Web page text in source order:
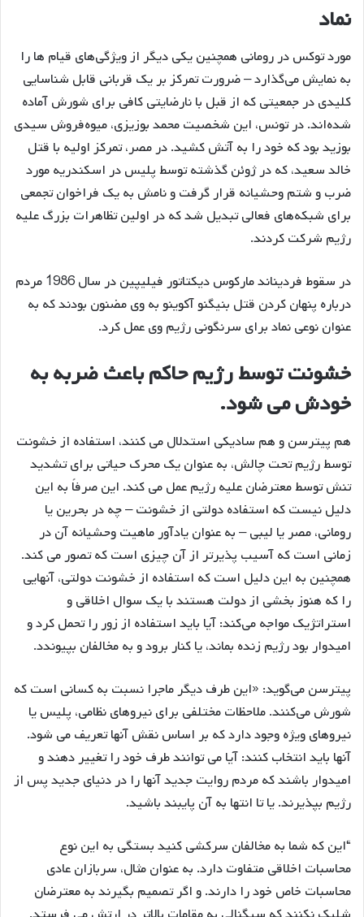
نماد
مورد توکس در رومانی همچنین یکی دیگر از ویژگی‌های قیام ها را
به نمایش می‌گذارد – ضرورت تمرکز بر یک قربانی قابل شناسایی
کلیدی در جمعیتی که از قبل با نارضایتی کافی برای شورش آماده
شده‌اند. در تونس، این شخصیت محمد بوزیزی، میوه‌فروش سیدی
بوزید بود که خود را به آتش کشید. در مصر، تمرکز اولیه با قتل
خالد سعید، که در ژوئن گذشته توسط پلیس در اسکندریه مورد
ضرب و شتم وحشیانه قرار گرفت و نامش به یک فراخوان تجمعی
برای شبکه‌های فعالی تبدیل شد که در اولین تظاهرات بزرگ علیه
رژیم شرکت کردند.
در سقوط فردیناند مارکوس دیکتاتور فیلیپین در سال 1986 مردم
درباره پنهان کردن قتل بنیگنو آکوینو به وی مضنون بودند که به
عنوان نوعی نماد برای سرنگونی رژیم وی عمل کرد.
خشونت توسط رژیم حاکم باعث ضربه به
خودش می شود.
هم پیترسن و هم سادیکی استدلال می کنند، استفاده از خشونت
توسط رژیم تحت چالش، به عنوان یک محرک حیاتی برای تشدید
تنش توسط معترضان علیه رژیم عمل می کند. این صرفاً به این
دلیل نیست که استفاده دولتی از خشونت – چه در بحرین یا
رومانی، مصر یا لیبی – به عنوان یادآور ماهیت وحشیانه آن در
زمانی است که آسیب پذیرتر از آن چیزی است که تصور می کند.
همچنین به این دلیل است که استفاده از خشونت دولتی، آنهایی
را که هنوز بخشی از دولت هستند با یک سوال اخلاقی و
استراتژیک مواجه می‌کند: آیا باید استفاده از زور را تحمل کرد و
امیدوار بود رژیم زنده بماند، یا کنار برود و به مخالفان بپیوندد.
پیترسن می‌گوید: «این طرف دیگر ماجرا نسبت به کسانی است که
شورش می‌کنند. ملاحظات مختلفی برای نیروهای نظامی، پلیس یا
نیروهای ویژه وجود دارد که بر اساس نقش آنها تعریف می شود.
آنها باید انتخاب کنند: آیا می توانند طرف خود را تغییر دهند و
امیدوار باشند که مردم روایت جدید آنها را در دنیای جدید پس از
رژیم بپذیرند. یا تا انتها به آن پایبند باشید.
“این که شما به مخالفان سرکشی کنید بستگی به این نوع
محاسبات اخلاقی متفاوت دارد. به عنوان مثال، سربازان عادی
محاسبات خاص خود را دارند. و اگر تصمیم بگیرند به معترضان